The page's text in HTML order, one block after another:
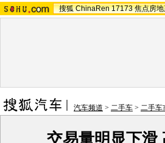
搜狐 ChinaRen 17173 焦点房地
汽车频道 > 二手车 > 二手车
交易量明显下滑